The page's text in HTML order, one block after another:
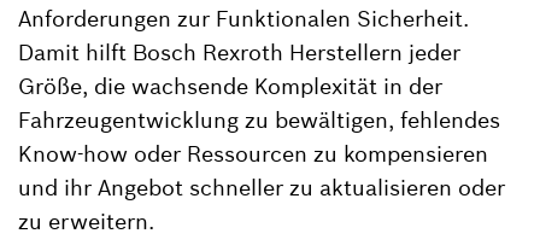
Anforderungen zur Funktionalen Sicherheit.
Damit hilft Bosch Rexroth Herstellern jeder
Größe, die wachsende Komplexität in der
Fahrzeugentwicklung zu bewältigen, fehlendes
Know-how oder Ressourcen zu kompensieren
und ihr Angebot schneller zu aktualisieren oder
zu erweitern.